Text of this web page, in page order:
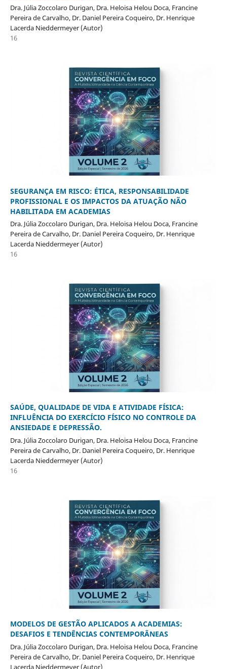
Dra. Júlia Zoccolaro Durigan, Dra. Heloisa Helou Doca, Francine
Pereira de Carvalho, Dr. Daniel Pereira Coqueiro, Dr. Henrique
Lacerda Nieddermeyer (Autor)
16
SEGURANÇA EM RISCO: ÉTICA, RESPONSABILIDADE
PROFISSIONAL E OS IMPACTOS DA ATUAÇÃO NÃO
HABILITADA EM ACADEMIAS
Dra. Júlia Zoccolaro Durigan, Dra. Heloisa Helou Doca, Francine
Pereira de Carvalho, Dr. Daniel Pereira Coqueiro, Dr. Henrique
Lacerda Nieddermeyer (Autor)
16
SAÚDE, QUALIDADE DE VIDA E ATIVIDADE FÍSICA:
INFLUÊNCIA DO EXERCÍCIO FÍSICO NO CONTROLE DA
ANSIEDADE E DEPRESSÃO.
Dra. Júlia Zoccolaro Durigan, Dra. Heloisa Helou Doca, Francine
Pereira de Carvalho, Dr. Daniel Pereira Coqueiro, Dr. Henrique
Lacerda Nieddermeyer (Autor)
16
MODELOS DE GESTÃO APLICADOS A ACADEMIAS:
DESAFIOS E TENDÊNCIAS CONTEMPORÂNEAS
Dra. Júlia Zoccolaro Durigan, Dra. Heloisa Helou Doca, Francine
Pereira de Carvalho, Dr. Daniel Pereira Coqueiro, Dr. Henrique
Lacerda Nieddermeyer (Autor)